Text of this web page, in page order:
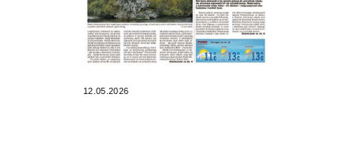
12.05.2026